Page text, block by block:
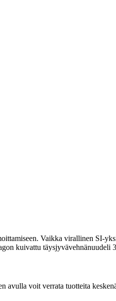
Vaikka virallinen SI-
kuivattu täysjyvävehnänuudeli
avulla voit verrata tuotteita